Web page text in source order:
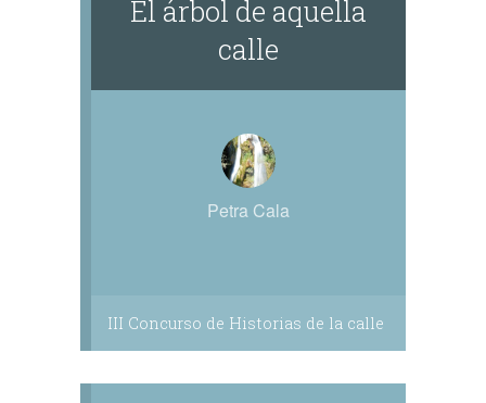
El árbol de aquella
calle
Petra Cala
III Concurso de Historias de la calle